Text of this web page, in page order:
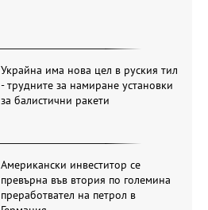
Украйна има нова цел в руския тил
- трудните за намиране установки
за балистични ракети
Американски инвеститор се
превърна във втория по големина
преработвател на петрол в